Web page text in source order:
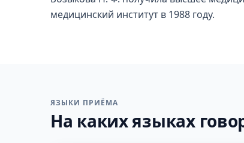
медицинский институт в 1988 году.
ЯЗЫКИ ПРИЁМА
На каких языках